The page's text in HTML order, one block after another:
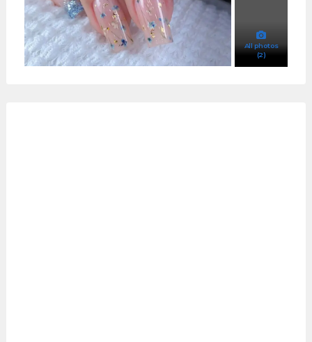
All photos
(2)